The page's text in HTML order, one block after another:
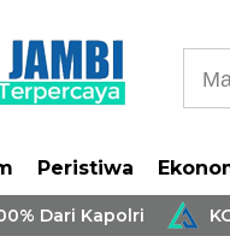
Peristiwa
Dari Kapolri